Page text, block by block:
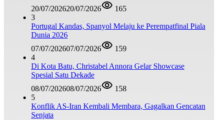
20/07/202620/07/2026
165
3
Portugal Kandas, Spanyol Melaju ke Perempatfinal Piala
Dunia 2026
07/07/202607/07/2026
159
4
Di Kota Batu, Christabel Annora Gelar Showcase
Spesial Satu Dekade
08/07/202608/07/2026
158
5
Konflik AS-Iran Kembali Membara, Gagalkan Gencatan
Senjata